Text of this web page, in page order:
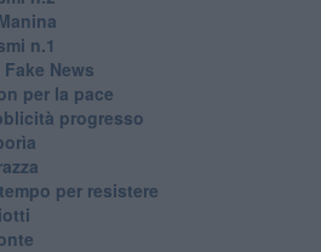
n.1
News
per la pace
progresso
per resistere